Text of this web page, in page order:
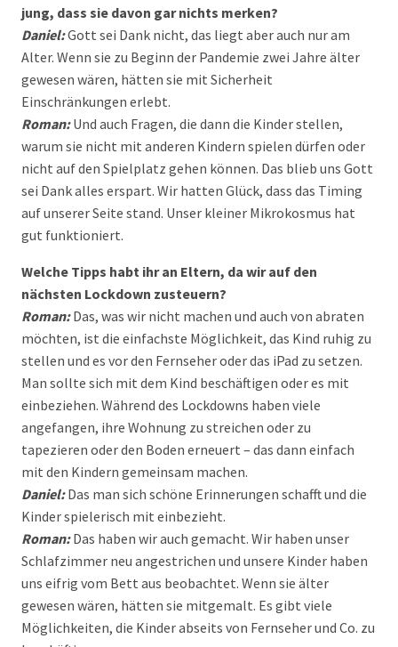
jung, dass sie davon gar nichts merken?
Daniel:Gott sei Dank nicht, das liegt aber auch nur am
Alter. Wenn sie zu Beginn der Pandemie zwei Jahre älter
gewesen wären, hätten sie mit Sicherheit
Einschränkungen erlebt.
Roman:Und auch Fragen, die dann die Kinder stellen,
warum sie nicht mit anderen Kindern spielen dürfen oder
nicht auf den Spielplatz gehen können. Das blieb uns Gott
sei Dank alles erspart. Wir hatten Glück, dass das Timing
auf unserer Seite stand. Unser kleiner Mikrokosmus hat
gut funktioniert.
Welche Tipps habt ihr an Eltern, da wir auf den
nächsten Lockdown zusteuern?
Roman:Das, was wir nicht machen und auch von abraten
möchten, ist die einfachste Möglichkeit, das Kind ruhig zu
stellen und es vor den Fernseher oder das iPad zu setzen.
Man sollte sich mit dem Kind beschäftigen oder es mit
einbeziehen. Während des Lockdowns haben viele
angefangen, ihre Wohnung zu streichen oder zu
tapezieren oder den Boden erneuert – das dann einfach
mit den Kindern gemeinsam machen.
Daniel:Das man sich schöne Erinnerungen schafft und die
Kinder spielerisch mit einbezieht.
Roman:Das haben wir auch gemacht. Wir haben unser
Schlafzimmer neu angestrichen und unsere Kinder haben
uns eifrig vom Bett aus beobachtet. Wenn sie älter
gewesen wären, hätten sie mitgemalt. Es gibt viele
Möglichkeiten, die Kinder abseits von Fernseher und Co. zu